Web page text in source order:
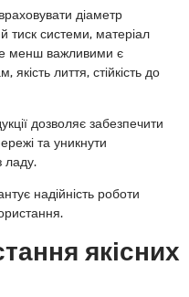
діаметр
тиск системи, матеріал
менш важливими є
якість лиття, стійкість до
дозволяє забезпечити
та уникнути
ладу.
надійність роботи
якісних